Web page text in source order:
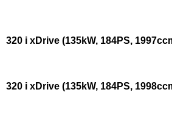
320 i xDrive (135kW, 184PS,
320 i xDrive (135kW, 184PS,